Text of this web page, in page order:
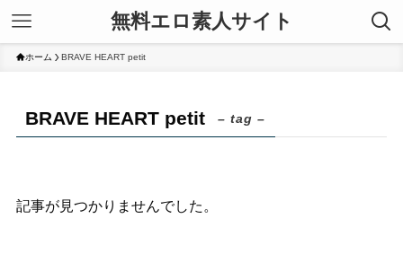
無料エロ素人サイト
ホーム BRAVE HEART petit
BRAVE HEART petit – tag –
記事が見つかりませんでした。